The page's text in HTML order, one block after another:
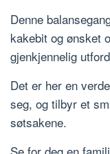
Denne
kakebit og ønsket
gjenkjennelig
Det er her en
seg, og tilbyr et
søtsakene.